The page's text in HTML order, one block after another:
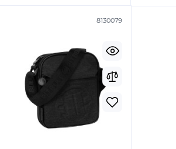
8130079